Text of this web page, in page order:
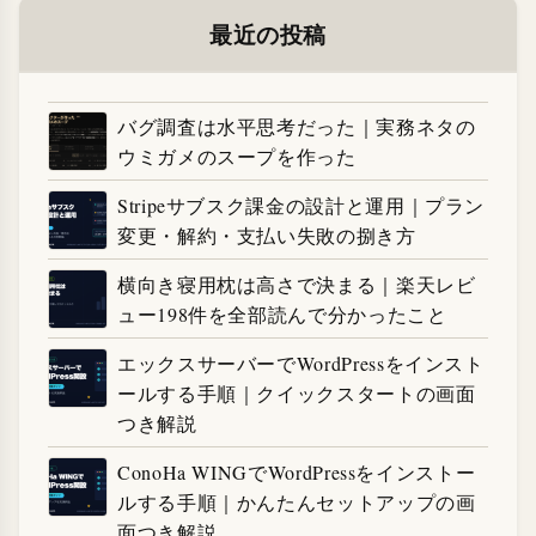
最近の投稿
バグ調査は水平思考だった｜実務ネタの
ウミガメのスープを作った
Stripeサブスク課金の設計と運用｜プラン
変更・解約・支払い失敗の捌き方
横向き寝用枕は高さで決まる｜楽天レビ
ュー198件を全部読んで分かったこと
エックスサーバーでWordPressをインスト
ールする手順｜クイックスタートの画面
つき解説
ConoHa WINGでWordPressをインストー
ルする手順｜かんたんセットアップの画